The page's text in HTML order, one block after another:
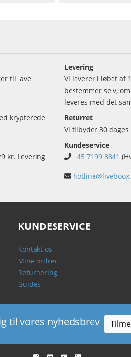
til lave
krypterede
kr. Levering
Levering
Vi leverer i løbet af
bestemmer selv,
leveres med det
Returret
Vi tilbyder 30
Kundeservice
+45 7199 8841
KUNDESERVICE
Kontakt os
Mine ordrer
Returnering
Guides
til vores nyhedsbrev